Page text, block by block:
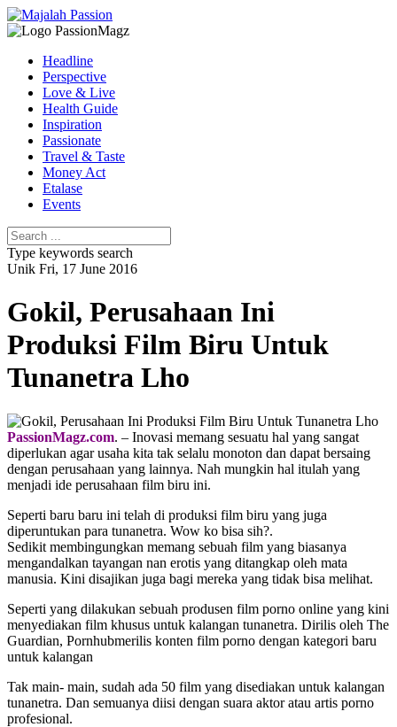
Headline
Perspective
Love & Live
Health Guide
Inspiration
Passionate
Travel & Taste
Money Act
Etalase
Events
Type keywords search
Unik Fri, 17 June 2016
Gokil, Perusahaan Ini
Produksi Film Biru Untuk
Tunanetra Lho
PassionMagz.com. – Inovasi memang sesuatu hal yang sangat
diperlukan agar usaha kita tak selalu monoton dan dapat bersaing
dengan perusahaan yang lainnya. Nah mungkin hal itulah yang
menjadi ide perusahaan film biru ini.
Seperti baru baru ini telah di produksi film biru yang juga
diperuntukan para tunanetra. Wow ko bisa sih?.
Sedikit membingungkan memang sebuah film yang biasanya
mengandalkan tayangan nan erotis yang ditangkap oleh mata
manusia. Kini disajikan juga bagi mereka yang tidak bisa melihat.
Seperti yang dilakukan sebuah produsen film porno online yang kini
menyediakan film khusus untuk kalangan tunanetra. Dirilis oleh The
Guardian, Pornhubmerilis konten film porno dengan kategori baru
untuk kalangan
Tak main- main, sudah ada 50 film yang disediakan untuk kalangan
tunanetra. Dan semuanya diisi dengan suara aktor atau artis porno
profesional.